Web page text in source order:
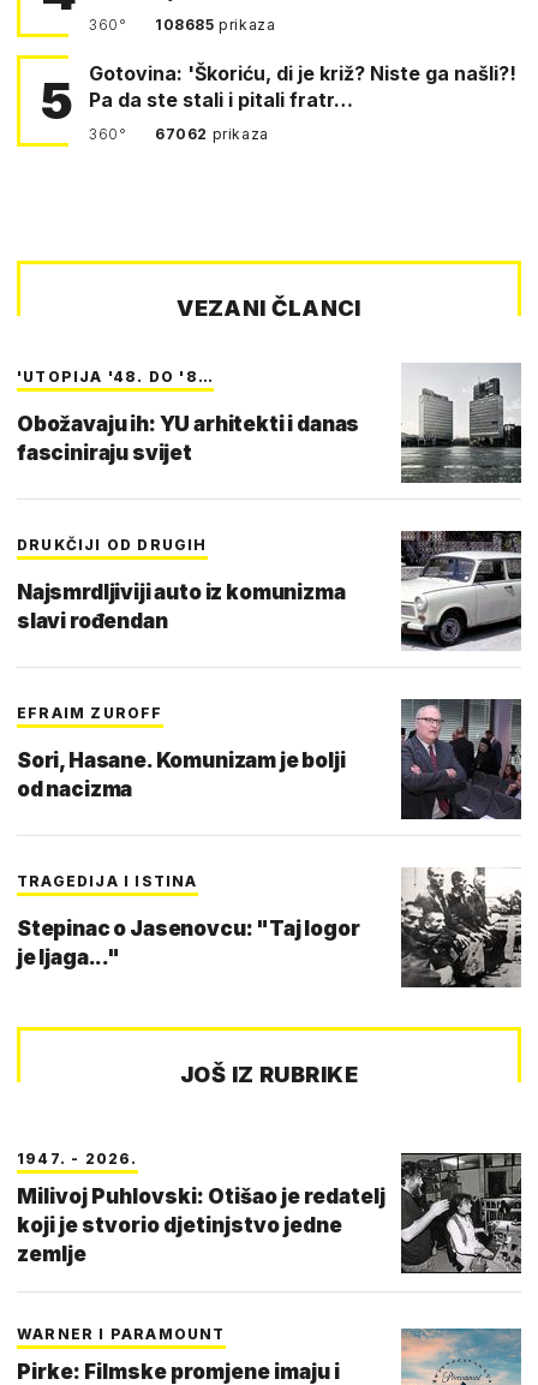
360° 108685prikaza
5
Gotovina: 'Škoriću, di je križ? Niste ga našli?!
Pa da ste stali i pitali fratr…
360° 67062 prikaza
VEZANI ČLANCI
'UTOPIJA '48. DO '8…
Obožavaju ih: YU arhitekti i danas
fasciniraju svijet
DRUKČIJI OD DRUGIH
Najsmrdljiviji auto iz komunizma
slavi rođendan
EFRAIM ZUROFF
Sori, Hasane. Komunizam je bolji
od nacizma
TRAGEDIJA I ISTINA
Stepinac o Jasenovcu: "Taj logor
je ljaga..."
JOŠ IZ RUBRIKE
1947. - 2026.
Milivoj Puhlovski: Otišao je redatelj
koji je stvorio djetinjstvo jedne
zemlje
WARNER I PARAMOUNT
Pirke: Filmske promjene imaju i